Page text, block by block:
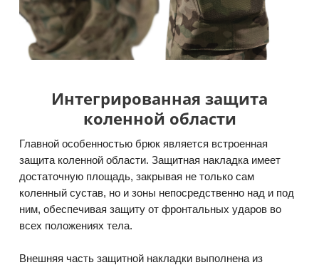
Интегрированная защита
коленной области
Главной особенностью брюк является встроенная
защита коленной области. Защитная накладка имеет
достаточную площадь, закрывая не только сам
коленный сустав, но и зоны непосредственно над и под
ним, обеспечивая защиту от фронтальных ударов во
всех положениях тела.
Внешняя часть защитной накладки выполнена из